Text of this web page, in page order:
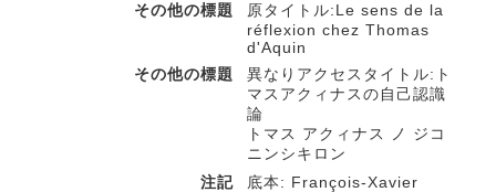
その他の標題
原タイトル:Le sens de la
réflexion chez Thomas
d'Aquin
その他の標題
異なりアクセスタイトル:ト
マスアクィナスの自己認識
論
トマス アクィナス ノ ジコ
ニンシキロン
注記
底本: François-Xavier